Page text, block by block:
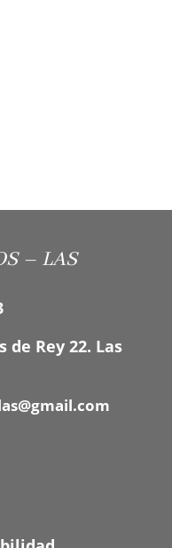
– LAS
de Rey 22. Las